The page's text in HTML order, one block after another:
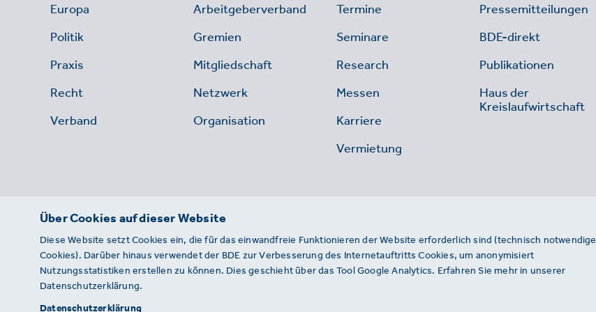
Europa
Politik
Praxis
Recht
Verband
Arbeitgeberverband
Gremien
Mitgliedschaft
Netzwerk
Organisation
Termine
Seminare
Research
Messen
Karriere
Vermietung
Pressemitteilungen
BDE-direkt
Publikationen
Haus der
Kreislaufwirtschaft
© 2026 · BDE
Über Cookies auf dieser Website
Diese Website setzt Cookies ein, die für das einwandfreie Funktionieren der Website erforderlich sind (technisch notwendige
Cookies). Darüber hinaus verwendet der BDE zur Verbesserung des Internetauftritts Cookies, um anonymisiert
Nutzungsstatistiken erstellen zu können. Dies geschieht über das Tool Google Analytics. Erfahren Sie mehr in unserer
Datenschutzerklärung.
Datenschutzerklärung